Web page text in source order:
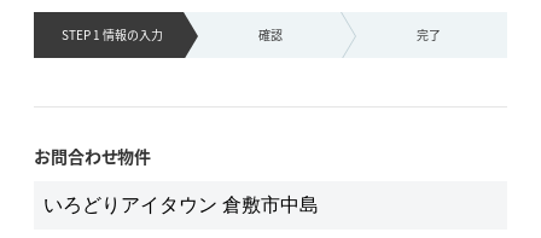
STEP 1 情報の入力 確認 完了
お問合わせ物件